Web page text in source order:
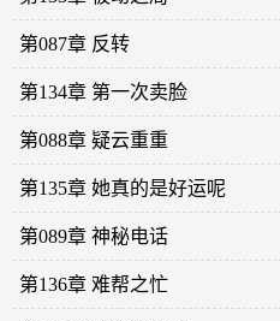
第087章 反转
第134章 第一次卖脸
第088章 疑云重重
第135章 她真的是好运呢
第089章 神秘电话
第136章 难帮之忙